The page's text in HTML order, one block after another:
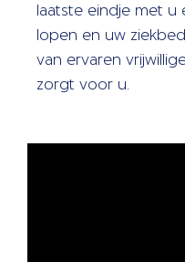
laatste eindje met u
lopen en uw
van ervaren
zorgt voor u.